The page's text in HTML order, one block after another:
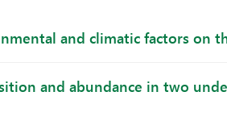
and climatic factors on
and abundance in two